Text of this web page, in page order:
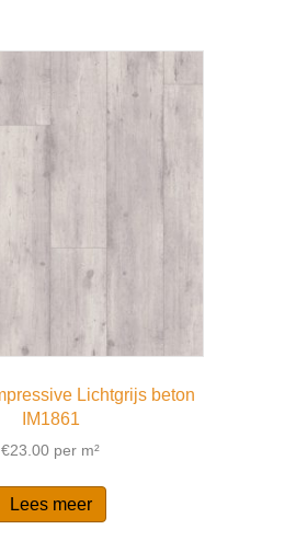
Lichtgrijs beton
IM1861
€23.00 per m²
Lees meer